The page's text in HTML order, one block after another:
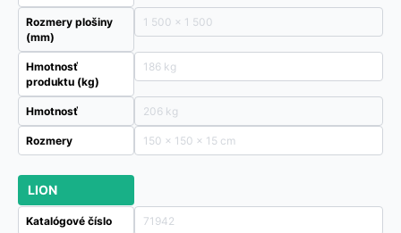
Rozmery plošiny
(mm)
1 500 x 1 500
Hmotnosť
produktu (kg)
186 kg
Hmotnosť 206 kg
Rozmery 150 × 150 × 15 cm
LION
Katalógové číslo 71942